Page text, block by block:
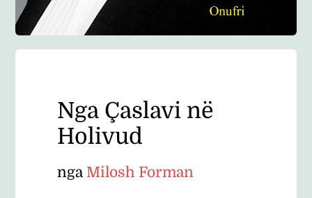
Nga Çaslavi në
Holivud
nga Milosh Forman